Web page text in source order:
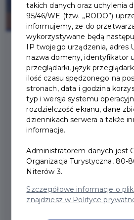
2023-03-30
DOŁĄCZ DO
ZASTĘPCZYCH
RODZICÓW
Ponad 600 dzieci objętych
Ośrodka Pomocy Rodzinie w
w rodzinach zastępczych.
takich danych oraz uchylenia
95/46/WE (tzw. „RODO”)
informujemy, że do
wykorzystywane będą
IP twojego urządzenia, adres
nazwa domeny, identyfikator
przeglądarki, język
ilość czasu spędzonego na
stronach, data i godzina
typ i wersja systemu
rozdzielczość ekranu, dane
dziennikach serwera a także
informacje.
Administratorem danych jest
Organizacja Turystyczna, 80-
Niterów 3.
Szczegółowe informacje o
znajdziesz w Polityce